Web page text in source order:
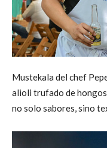
Mustekala del chef
alioli trufado de
no solo sabores, sino